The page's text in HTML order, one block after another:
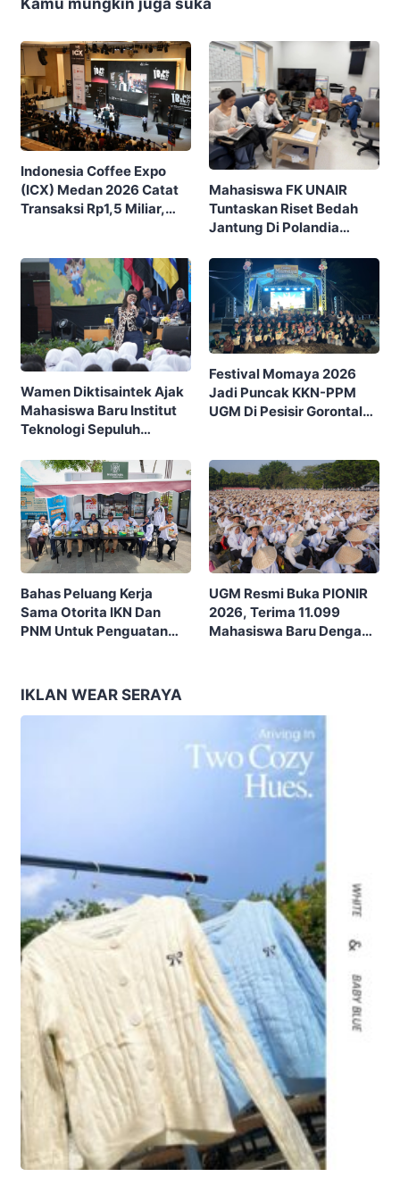
Kamu mungkin juga suka
Indonesia Coffee Expo
(ICX) Medan 2026 Catat
Transaksi Rp1,5 Miliar,
Mahasiswa FK UNAIR
Tuntaskan Riset Bedah
Jantung Di Polandia
SCORE
Wamen Diktisaintek Ajak
Mahasiswa Baru Institut
Teknologi Sepuluh
Kritis Hadapi Euforia AI
Festival Momaya 2026
Jadi Puncak KKN-PPM
UGM Di Pesisir Gorontalo,
Bahas Peluang Kerja
Sama Otorita IKN Dan
PNM Untuk Penguatan
UGM Resmi Buka PIONIR
2026, Terima 11.099
Mahasiswa Baru Dengan
IKLAN WEAR SERAYA